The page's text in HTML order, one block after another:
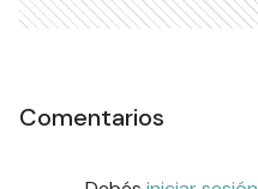
Comentarios